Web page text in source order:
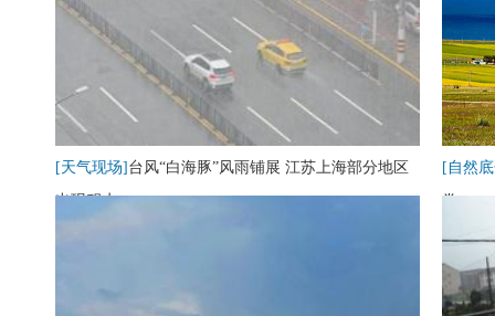
[天气现场] 台风“白海豚”风雨铺展 江苏上海部分地区
出现积水
[自然
卷